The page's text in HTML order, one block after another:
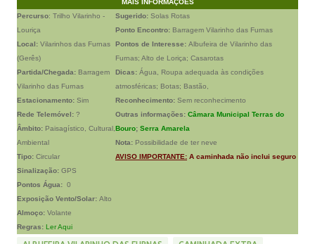
MAIS INFORMAÇÕES
Percurso: Trilho Vilarinho -
Louriça
Local: Vilarinhos das Furnas
(Gerês)
Partida/Chegada: Barragem
Vilarinho das Furnas
Estacionamento: Sim
Rede Telemóvel: ?
Âmbito: Paisagístico, Cultural,
Ambiental
Tipo: Circular
Sinalização: GPS
Pontos Água: 0
Exposição Vento/Solar: Alto
Almoço: Volante
Regras: Ler Aqui
Sugerido: Solas Rotas
Ponto Encontro: Barragem Vilarinho das Furnas
Pontos de Interesse: Albufeira de Vilarinho das
Furnas; Alto de Loriça; Casarotas
Dicas: Água, Roupa adequada às condições
atmosféricas; Botas; Bastão,
Reconhecimento: Sem reconhecimento
Outras informações: Câmara Municipal Terras do
Bouro; Serra Amarela
Nota: Possibilidade de ter neve
AVISO IMPORTANTE: A caminhada não inclui seguro